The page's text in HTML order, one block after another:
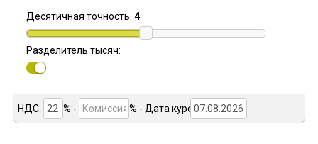
Десятичная точность: 4
Разделитель тысяч:
НДС: % - % - Дата курса: